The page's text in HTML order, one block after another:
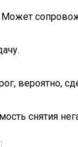
вероятно,
снятия